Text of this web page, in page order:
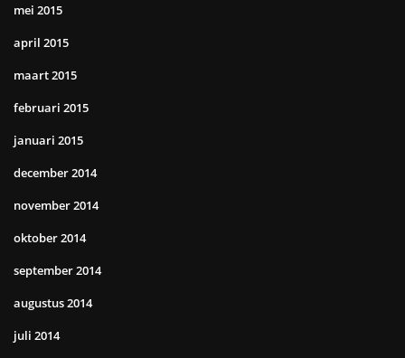
mei 2015
april 2015
maart 2015
februari 2015
januari 2015
december 2014
november 2014
oktober 2014
september 2014
augustus 2014
juli 2014